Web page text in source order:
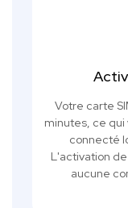
Votre carte
minutes, ce
connecté
L'activation
aucune